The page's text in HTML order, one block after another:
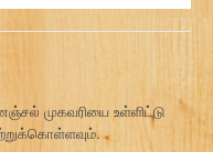
முகவரியை உள்ளிட்டு